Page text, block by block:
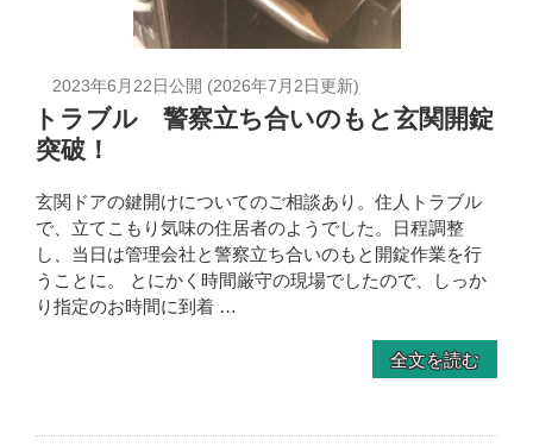
2023年6月22日公開 (2026年7月2日更新)
トラブル 警察立ち合いのもと玄関開錠
突破！
玄関ドアの鍵開けについてのご相談あり。住人トラブル
で、立てこもり気味の住居者のようでした。日程調整
し、当日は管理会社と警察立ち合いのもと開錠作業を行
うことに。 とにかく時間厳守の現場でしたので、しっか
り指定のお時間に到着 …
全文を読む